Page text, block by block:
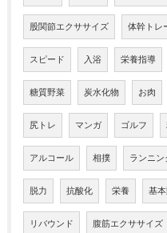
股関節エクササイズ 体幹トレ
スピード 入浴 栄養指導
糖質野菜 炭水化物 お肉
尻トレ マンガ ゴルフ
アルコール 相撲 ランニン
脱力 抗酸化 栄養 基
リバウンド 腹筋エクササイズ